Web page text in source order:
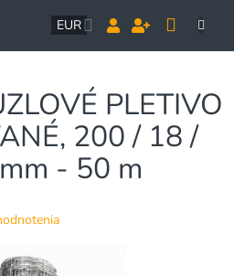
EUR
PLETIVO
200 / 18 /
- 50 m